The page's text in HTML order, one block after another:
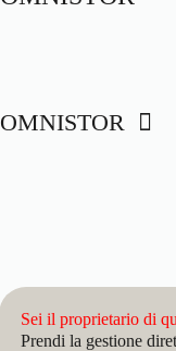
OMNISTOR
Sei il proprietario di
Prendi la gestione